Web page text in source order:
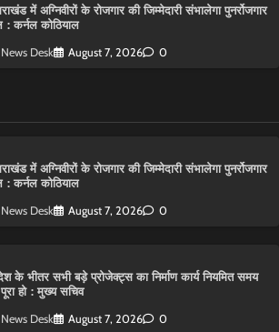
में अग्निवीरों के रोजगार की जिम्मेदारी संभालेगा पुनर्रोजगार
कर्नल कोठियाल
News Desk August 7, 2026 0
में अग्निवीरों के रोजगार की जिम्मेदारी संभालेगा पुनर्रोजगार
कर्नल कोठियाल
News Desk August 7, 2026 0
के भीतर सभी बड़े प्रोजेक्ट्स का निर्माण कार्य नियमित समय
हो : मुख्य सचिव
News Desk August 7, 2026 0